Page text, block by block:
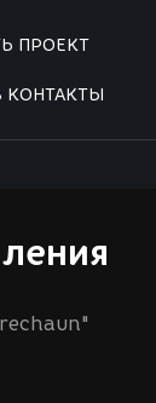
ПРОЕКТ
КОНТАКТЫ